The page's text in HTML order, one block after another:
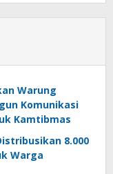
Warung
Komunikasi
Kamtibmas
8.000
Warga